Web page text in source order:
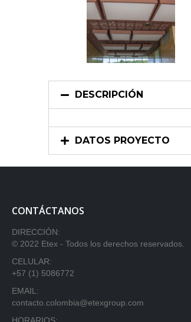
DESCRIPCIÓN
DATOS PROYECTO
CONTÁCTANOS
DIRECCIÓN:
© 2022 Etex - Todos los derechos reservados.
CELULAR:
+57 (1) 5086772
EMAIL:
contacto.colombia@etexgroup.com
HORARIOS: